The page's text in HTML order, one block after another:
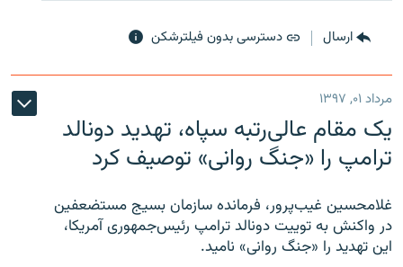
ارسال دسترسی بدون فیلترشکن
مرداد ۰۱, ۱۳۹۷
یک مقام عالی‌رتبه سپاه، تهدید دونالد
ترامپ را «جنگ روانی» توصیف کرد
غلامحسین غیب‌پرور، فرمانده سازمان بسیج مستضعفین
در واکنش به توییت دونالد ترامپ رئیس‌جمهوری آمریکا،
این تهدید را «جنگ روانی» نامید.